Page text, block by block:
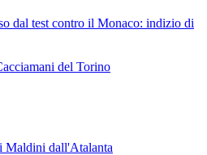
dal test contro il Monaco: indizio di
del Torino
Maldini dall'Atalanta